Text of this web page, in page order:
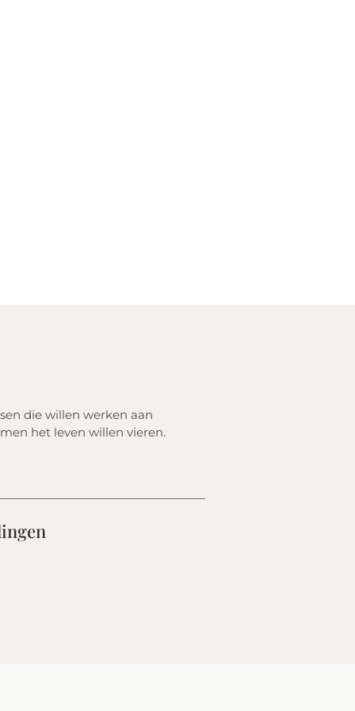
die willen werken aan
het leven willen vieren.